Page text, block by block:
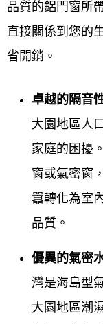
客戶信任。
工、準時交
戶省時、省
鋁門窗工
窗產品與鋁門窗
工程40年，來除
裝、設計、規劃
品質的鋁門窗所
直接關係到您的
省開銷。
卓越的隔音
大園地區人
家庭的困擾
窗或氣密窗
囂轉化為室
品質。
優異的氣密
灣是海島型
大園地區潮